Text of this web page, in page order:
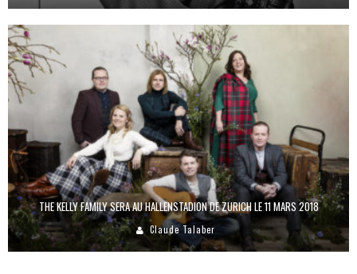
THE KELLY FAMILY SERA AU HALLENSTADION DE ZURICH LE 11 MARS 2018
Claude Talaber